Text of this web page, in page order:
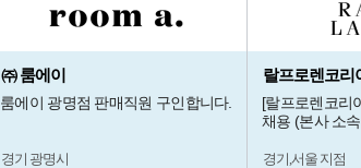
㈜ 룸에이
룸에이 광명점 판매직원 구인합니다.
경기 광명시
랄프로렌코리
[랄프로렌코리
채용 (본사 소
경기,서울 지점